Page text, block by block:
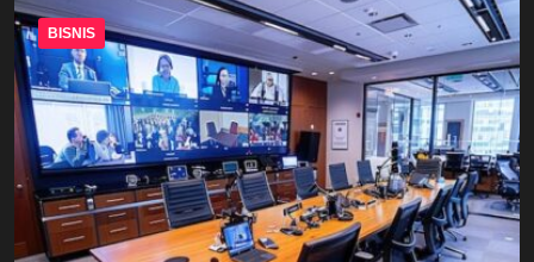
BISNIS